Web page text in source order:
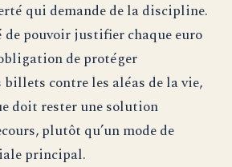
qui demande de la discipline.
pouvoir justifier chaque euro
de protéger
billets contre les aléas de la vie,
doit rester une solution
plutôt qu’un mode de
principal.